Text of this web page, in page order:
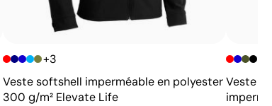
+3
Veste softshell imperméable en polyester
300 g/m² Elevate Life
Veste